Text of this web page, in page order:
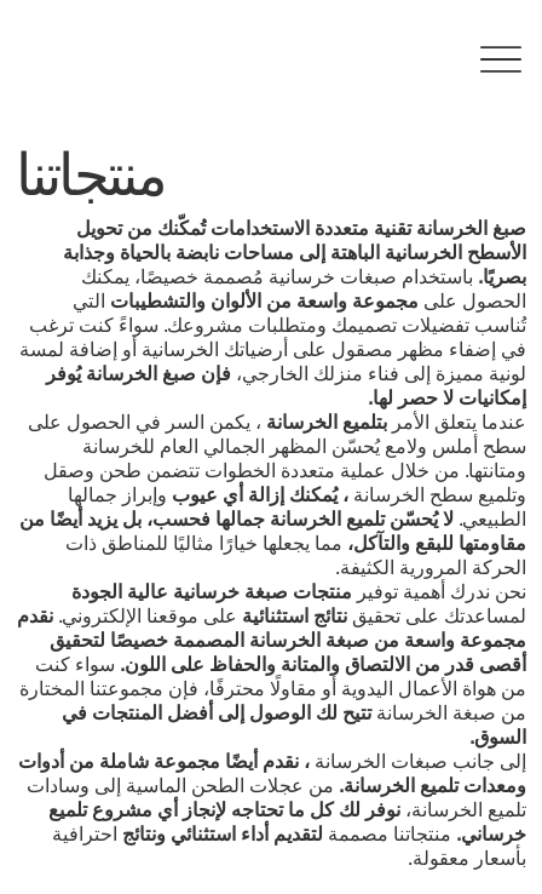
منتجاتنا
صبغ الخرسانة تقنية متعددة الاستخدامات تُمكّنك من تحويل
الأسطح الخرسانية الباهتة إلى مساحات نابضة بالحياة وجذابة
بصريًا. باستخدام صبغات خرسانية مُصممة خصيصًا، يمكنك
الحصول على مجموعة واسعة من الألوان والتشطيبات التي
تُناسب تفضيلات تصميمك ومتطلبات مشروعك. سواءً كنت ترغب
في إضفاء مظهر مصقول على أرضياتك الخرسانية أو إضافة لمسة
لونية مميزة إلى فناء منزلك الخارجي،فإن صبغ الخرسانة يُوفر
إمكانيات لا حصر لها.
عندما يتعلق الأمربتلميع الخرسانة ، يكمن السر في الحصول على
سطح أملس ولامع يُحسّن المظهر الجمالي العام للخرسانة
ومتانتها. من خلال عملية متعددة الخطوات تتضمن طحن وصقل
وتلميع سطح الخرسانة، يُمكنك إزالة أي عيوب وإبراز جمالها
الطبيعي.لا يُحسّن تلميع الخرسانة جمالها فحسب، بل يزيد أيضًا من
مقاومتها للبقع والتآكل، مما يجعلها خيارًا مثاليًا للمناطق ذات
الحركة المرورية الكثيفة.
نحن ندرك أهمية توفير منتجات صبغة خرسانية عالية الجودة
لمساعدتك على تحقيقنتائج استثنائية على موقعنا الإلكتروني.نقدم
مجموعة واسعة من صبغة الخرسانة المصممة خصيصًا لتحقيق
أقصى قدر من الالتصاق والمتانة والحفاظ على اللون. سواء كنت
من هواة الأعمال اليدوية أو مقاولًا محترفًا، فإن مجموعتنا المختارة
من صبغة الخرسانةتتيح لك الوصول إلى أفضل المنتجات في
السوق.
إلى جانب صبغات الخرسانة، نقدم أيضًا مجموعة شاملة من أدوات
ومعدات تلميع الخرسانة. من عجلات الطحن الماسية إلى وسادات
تلميع الخرسانة،نوفر لك كل ما تحتاجه لإنجاز أي مشروع تلميع
خرساني. منتجاتنا مصممة لتقديم أداء استثنائي ونتائج احترافية
بأسعار معقولة.